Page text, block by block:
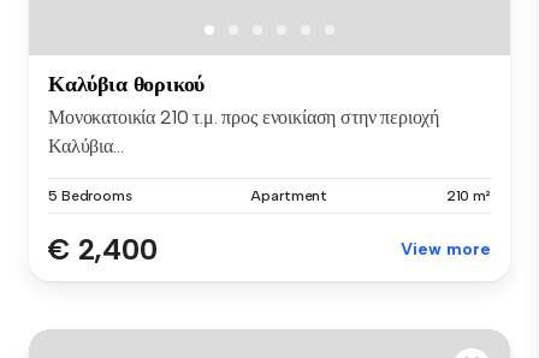
Καλύβια θορικού
Μονοκατοικία 210 τ.μ. προς ενοικίαση στην περιοχή
Καλύβια...
5 Bedrooms Apartment 210 m²
€ 2,400 View more